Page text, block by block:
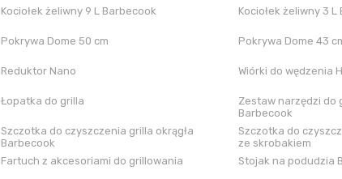
Kociołek żeliwny 9 L Barbecook Kociołek żeliwny 3 L
Pokrywa Dome 50 cm Pokrywa Dome 43
Reduktor Nano Wiórki do wędzenia
Łopatka do grilla
Zestaw narzędzi do
Barbecook
Szczotka do czyszczenia grilla okrągła
Barbecook
Szczotka do
ze skrobakiem
Fartuch z akcesoriami do grillowania Stojak na podudzia